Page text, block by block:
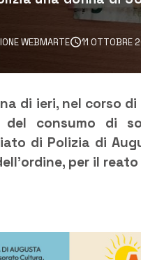
WEBMARTE 11 OTTOBRE
di ieri, nel corso
consumo di
di Polizia di
per il